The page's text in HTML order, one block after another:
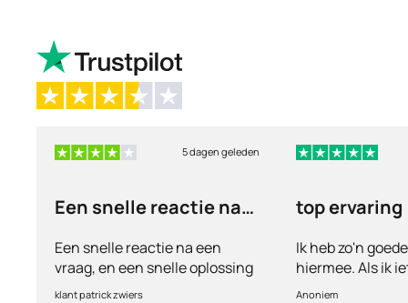
5 dagen geleden
Een snelle reactie na
Een snelle reactie na een
vraag, en een snelle oplossing
klant patrick zwiers
top ervaring
Ik heb zo'n
hiermee. Als ik
vul ik een
Anoniem